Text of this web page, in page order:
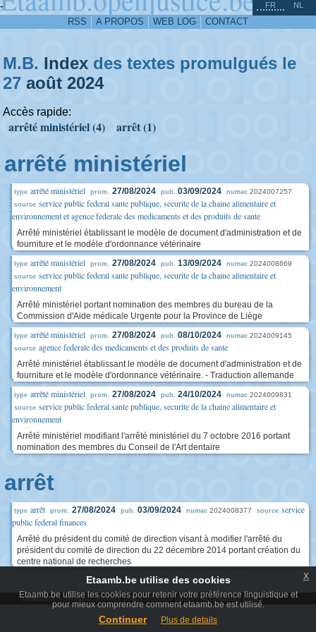
-
RSS A PROPOS WEB LOG CONTACT
FR NL
M.B. Index des textes promulgués le
27 août 2024
Accès rapide:
arrêté ministériel (4) arrêt (1)
arrêté ministériel
type arrêté ministériel prom. 27/08/2024 pub. 03/09/2024 numac 2024007257
source service public federal sante publique, securite de la chaine alimentaire et
environnement et agence federale des medicaments et des produits de sante
Arrêté ministériel établissant le modèle de document d'administration et de
fourniture et le modèle d'ordonnance vétérinaire
type arrêté ministériel prom. 27/08/2024 pub. 13/09/2024 numac 2024008669
source service public federal sante publique, securite de la chaine alimentaire et
environnement
Arrêté ministériel portant nomination des membres du bureau de la
Commission d'Aide médicale Urgente pour la Province de Liège
type arrêté ministériel prom. 27/08/2024 pub. 08/10/2024 numac 2024009145
source agence federale des medicaments et des produits de sante
Arrêté ministériel établissant le modèle de document d'administration et de
fourniture et le modèle d'ordonnance vétérinaire. - Traduction allemande
type arrêté ministériel prom. 27/08/2024 pub. 24/10/2024 numac 2024009831
source service public federal sante publique, securite de la chaine alimentaire et
environnement
Arrêté ministériel modifiant l'arrêté ministériel du 7 octobre 2016 portant
nomination des membres du Conseil de l'Art dentaire
arrêt
type arrêt prom. 27/08/2024 pub. 03/09/2024 numac 2024008377 source service
public federal finances
Arrêté du président du comité de direction visant à modifier l'arrêté du
président du comité de direction du 22 décembre 2014 portant création du
centre national de recherches
^
Terms and conditions|Privacy policy| Cookie policy| Accessibility policy
Etaamb.be utilise des cookies
Etaamb.be utilise les cookies pour retenir votre préférence linguistique et
pour mieux comprendre comment etaamb.be est utilisé.
Continuer Plus de details
x